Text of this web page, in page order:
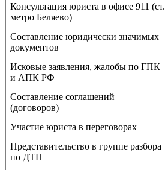
Консультация юриста в офисе 911 (ст.
метро Беляево)
Составление юридически значимых
документов
Исковые заявления, жалобы по ГПК
и АПК РФ
Составление соглашений
(договоров)
Участие юриста в переговорах
Представительство в группе разбора
по ДТП